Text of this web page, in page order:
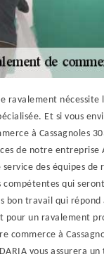
ravalement nécessite
Et si vous
à Cassagnoles
de notre entreprise
des équipes de
compétentes qui
bon travail qui répond
pour un ravalement
commerce à
vous assurera